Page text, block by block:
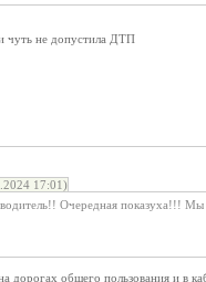
чуть не допустила ДТП
17:01)
Очередная показуха!!!
общего пользования и в